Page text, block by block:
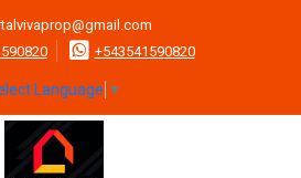
+543541590820
Language ▼